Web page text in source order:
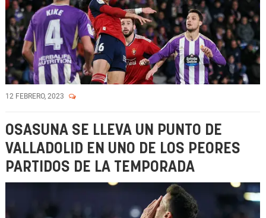
12 FEBRERO, 2023
OSASUNA SE LLEVA UN PUNTO DE
VALLADOLID EN UNO DE LOS PEORES
PARTIDOS DE LA TEMPORADA